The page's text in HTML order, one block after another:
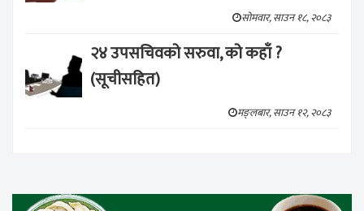
सोमवार, साउन १८, २०८३
२४ उपसचिवको सरुवा, को कहाँ ?
(सूचीसहित)
मङ्लबार, साउन १२, २०८३